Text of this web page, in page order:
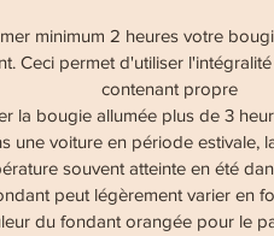
minimum 2 heures votre
Ceci permet d'utiliser
contenant propre
la bougie allumée plus de 3
une voiture en période estivale,
souvent atteinte en été
peut légèrement varier en
du fondant orangée pour le